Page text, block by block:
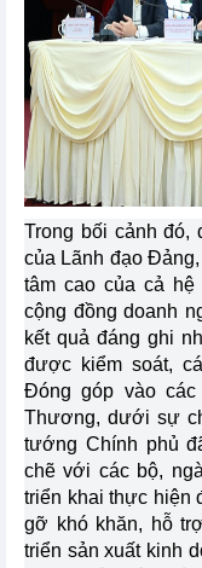
Trong bối cảnh
của Lãnh đạo
tâm cao của cả
cộng đồng doanh
kết quả đáng ghi
được kiểm soát,
Đóng góp vào các
Thương, dưới sự
tướng Chính phủ
chẽ với các bộ,
triển khai thực hiện
gỡ khó khăn, hỗ
triển sản xuất kinh